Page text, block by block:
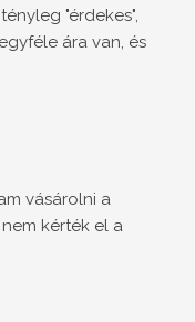
"érdekes",
ára van, és
vásárolni a
kérték el a